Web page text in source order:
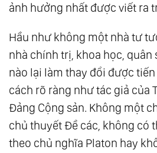
ảnh hưởng nhất được viết ra
Hầu như không một nhà tư
nhà chính trị, khoa học, quân
nào lại làm thay đổi được
cách rõ ràng như tác giả của
Đảng Cộng sản. Không một
chủ thuyết Đề các, không có
theo chủ nghĩa Platon hay